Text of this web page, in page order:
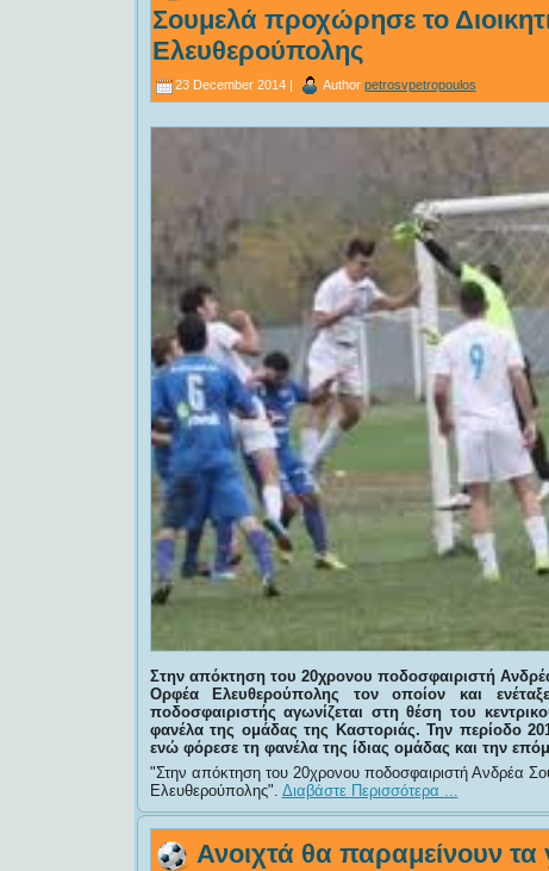
Σουμελά προχώρησε το
Ελευθερούπολης
23 December 2014 | Author petrosvpetropoulos
Στην απόκτηση του 20χρονου ποδοσφαιριστή
Ορφέα Ελευθερούπολης τον οποίον και
ποδοσφαιριστής αγωνίζεται στη θέση του
φανέλα της ομάδας της Καστοριάς. Την περίοδο
ενώ φόρεσε τη φανέλα της ίδιας ομάδας και την
Στην απόκτηση του 20χρονου ποδοσφαιριστή Ανδρέα
Ελευθερούπολης . Διαβάστε Περισσότερα ...
Ανοιχτά θα παραμείνουν